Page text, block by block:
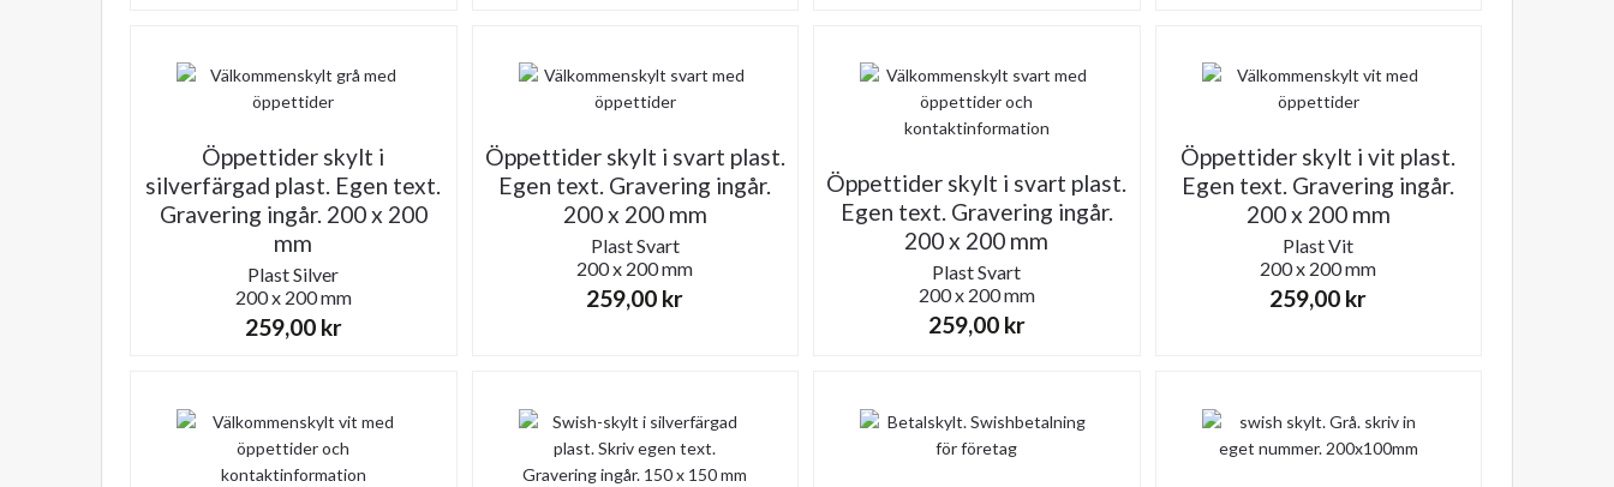
Öppettider skylt i
silverfärgad plast. Egen text.
Gravering ingår. 200 x 200
mm
PlastSilver
200 x 200 mm
259,00 kr
Öppettider skylt i svart plast.
Egen text. Gravering ingår.
200 x 200 mm
PlastSvart
200 x 200 mm
259,00 kr
Öppettider skylt i svart plast.
Egen text. Gravering ingår.
200 x 200 mm
PlastSvart
200 x 200 mm
259,00 kr
Öppettider skylt i vit plast.
Egen text. Gravering ingår.
200 x 200 mm
PlastVit
200 x 200 mm
259,00 kr